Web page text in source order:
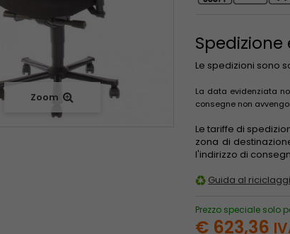
Zoom
Le spedizioni sono
La data evidenziata
consegne non
Le tariffe di
zona di
l'indirizzo di
Guida al
Prezzo speciale solo
€ 623,36